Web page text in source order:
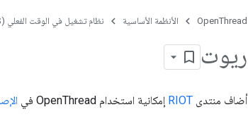
OpenThread الأنظمة الأساسية نظام تشغيل في الوقت الفعلي (RTOS)
ریوت
أضاف منتدى RIOT إمكانية استخدام OpenThread في الإصدار